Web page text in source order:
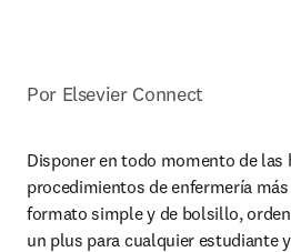
Por Elsevier Connect
Disponer en todo momento de las
procedimientos de enfermería
formato simple y de bolsillo,
un plus para cualquier estudiante